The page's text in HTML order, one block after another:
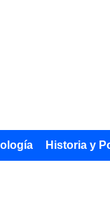
Historia y